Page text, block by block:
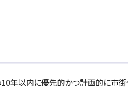
年以内に優先的かつ計画的に市